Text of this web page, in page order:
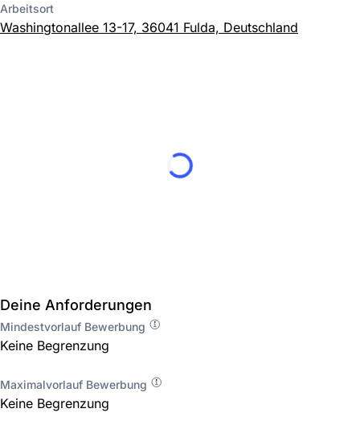
Arbeitsort
Washingtonallee 13-17, 36041 Fulda, Deutschland
Deine Anforderungen
Mindestvorlauf Bewerbung
Keine Begrenzung
Maximalvorlauf Bewerbung
Keine Begrenzung